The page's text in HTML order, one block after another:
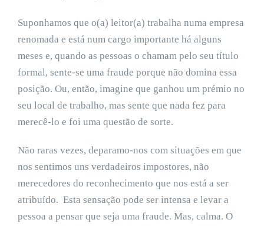
Suponhamos que o(a) leitor(a) trabalha numa empresa
renomada e está num cargo importante há alguns
meses e, quando as pessoas o chamam pelo seu título
formal, sente-se uma fraude porque não domina essa
posição. Ou, então, imagine que ganhou um prémio no
seu local de trabalho, mas sente que nada fez para
merecê-lo e foi uma questão de sorte.
Não raras vezes, deparamo-nos com situações em que
nos sentimos uns verdadeiros impostores, não
merecedores do reconhecimento que nos está a ser
atribuído. Esta sensação pode ser intensa e levar a
pessoa a pensar que seja uma fraude. Mas, calma. O